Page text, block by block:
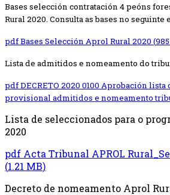
Bases selección contratación 4 peóns
Rural 2020. Consulta as bases no seguinte
pdfBases Selección Aprol Rural 2020 (
Lista de admitidos e nomeamento do
pdfDECRETO 2020 0100 Aprobación lista
provisional admitidos e nomeamento
Lista de seleccionados para o
2020
pdf Acta Tribunal APROL
(1.21 MB)
Decreto de nomeamento Aprol